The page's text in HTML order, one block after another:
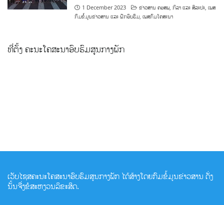
1 December 2023 ຂ່າວສານ ຄອສພ ,ກິລາ ແລະ ສິລະປະ ,ເພສ
ກົມຂໍ້ມູນຂ່າວສານ ແລະ ຝຶກອົບຮົມ ,ເພສກົມໂຄສະນາ
ທີ່ຕັ້ງ ຄະນະໂຄສະນາອົບຮົມສູນກາງພັກ
ເວັບໄຊສຄະນະໂຄສະນາອົບຮົມສູນກາງພັກ ໄດ້ສ້າງໂດຍກົມຂໍ້ມູນຂ່າວສານ ດັ່ງ
ນັ້ນຈື່ງຂໍສະຫງວນລິຂະສິດ.